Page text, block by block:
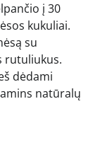
į 30
kukuliai.
su
rutuliukus.
dėdami
natūralų